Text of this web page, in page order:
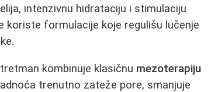
intenzivnu hidrataciju i stimulaciju
koriste formulacije koje regulišu lučenje
kombinuje klasičnu mezoterapiju
trenutno zateže pore, smanjuje